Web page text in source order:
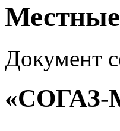
Местные
Документ
«СОГАЗ-